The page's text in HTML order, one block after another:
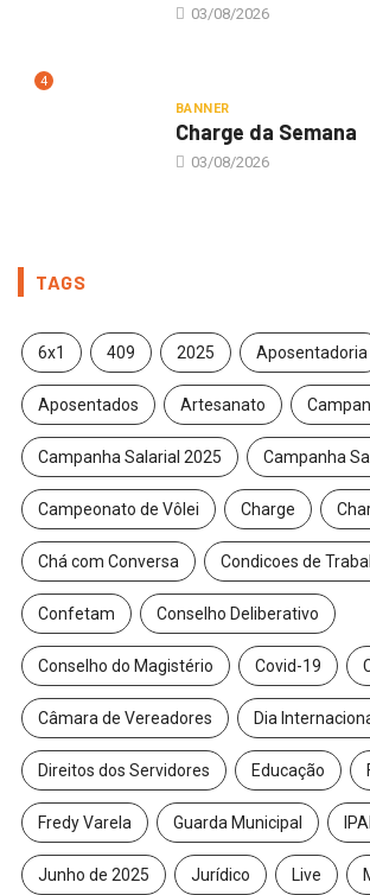
03/08/2026
4
BANNER
Charge da Semana
03/08/2026
TAGS
6x1 409 2025 Aposentadoria
Aposentados Artesanato
Campanha Salarial 2025 Campanha
Campeonato de Vôlei Charge
Chá com Conversa Condicoes de
Confetam Conselho Deliberativo
Conselho do Magistério Covid-19
Câmara de Vereadores Dia
Direitos dos Servidores Educação
Fredy Varela Guarda Municipal
Junho de 2025 Jurídico Live